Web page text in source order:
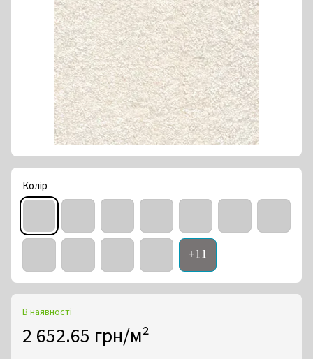
Колір
+11
В наявності
2 652.65 грн/м²